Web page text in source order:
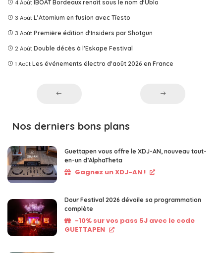
4 Août IBOAT Bordeaux renaît sous le nom d'Ublo
3 Août L’Atomium en fusion avec Tîesto
3 Août Première édition d'Insiders par Shotgun
2 Août Double décès à l'Eskape Festival
1 Août Les événements électro d'août 2026 en France
Nos derniers bons plans
Guettapen vous offre le XDJ-AN, nouveau tout-
en-un d’AlphaTheta
Gagnez un XDJ-AN !
Dour Festival 2026 dévoile sa programmation
complète
-10% sur vos pass 5J avec le code
GUETTAPEN